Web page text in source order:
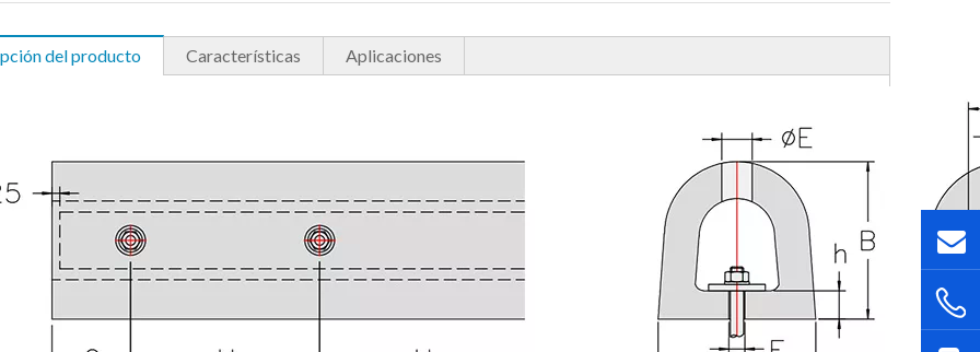
del producto Características Aplicaciones